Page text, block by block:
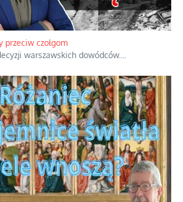
przeciw czołgom
warszawskich dowódców.